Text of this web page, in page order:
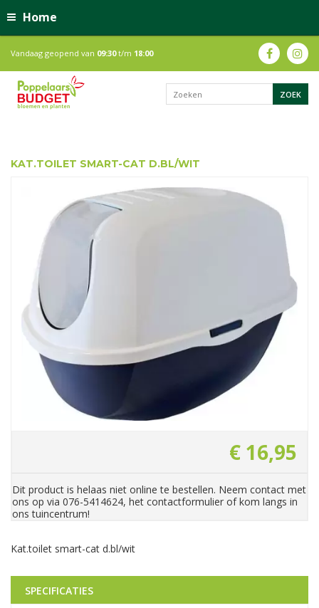
Home
Vandaag geopend van 09:30t/m 18:00
KAT.TOILET SMART-CAT D.BL/WIT
€ 16,95
Dit product is helaas niet online te bestellen. Neem contact met
ons op via 076-5414624, het contactformulier of kom langs in
ons tuincentrum!
Kat.toilet smart-cat d.bl/wit
SPECIFICATIES